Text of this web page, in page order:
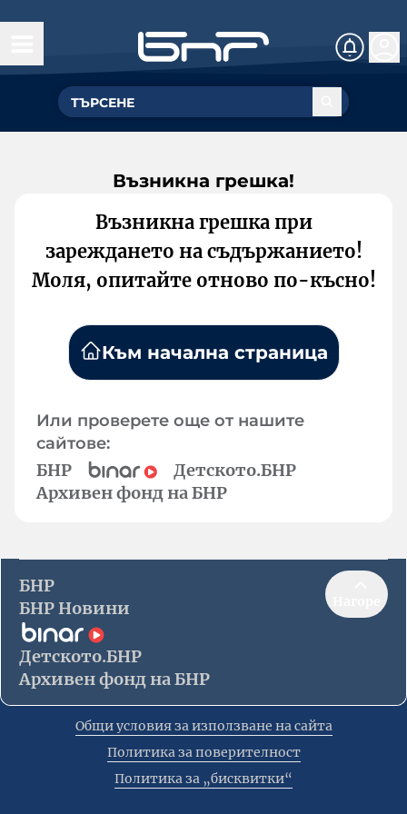
Възникна грешка!
Възникна грешка при
зареждането на съдържанието!
Моля, опитайте отново по-късно!
Към начална страница
Или проверете още от нашите
сайтове:
БНР
Детското.БНР
Архивен фонд на БНР
БНР
БНР Новини
Детското.БНР
Архивен фонд на БНР
Общи условия за използване на сайта
Политика за поверителност
Политика за „бисквитки“